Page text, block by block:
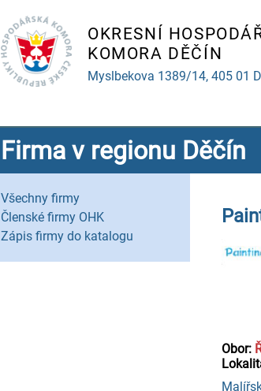
OKRESNÍ
KOMORA DĚČÍN
Myslbekova 1389/14, 405 01
Firma v regionu Děčín
Všechny firmy
Členské firmy OHK
Zápis firmy do katalogu
Obor: